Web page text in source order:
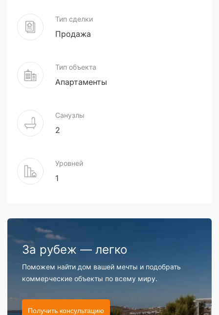
Тип сделки
Продажа
Тип объекта
Апартаменты
Санузлы
2
Уровней
1
За рубеж — легко
Поможем найти дом вашей мечты и подобрать
коммерческие объекты по всему миру.
Получить консультацию